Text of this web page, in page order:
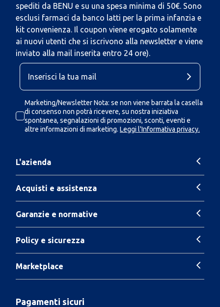
spediti da BENU e su una spesa minima di 50€. Sono
esclusi farmaci da banco latti per la prima infanzia e
kit convenienza. Il coupon viene erogato solamente
ai nuovi utenti che si iscrivono alla newsletter e viene
inviato alla mail inserita entro 24 ore).
Marketing/Newsletter Nota: se non viene barrata la casella
di consenso non potrà ricevere, su nostra iniziativa
spontanea, segnalazioni di promozioni, sconti, eventi e
altre informazioni di marketing. Leggi l'Informativa privacy.
L'azienda
Acquisti e assistenza
Garanzie e normative
Policy e sicurezza
Marketplace
Pagamenti sicuri